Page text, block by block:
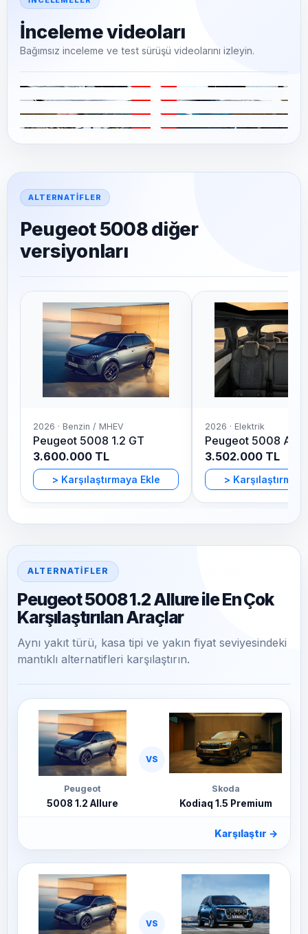
İnceleme videoları
Bağımsız inceleme ve test sürüşü videolarını izleyin.
▶
▶
▶
▶
ALTERNATIFLER
Peugeot 5008 diğer
versiyonları
2026 · Benzin / MHEV
Peugeot 5008 1.2 GT
3.600.000 TL
> Karşılaştırmaya Ekle
2026 · Elektrik
Peugeot 5008
3.502.000 TL
>
ALTERNATİFLER
Peugeot 5008 1.2 Allure ile En Çok
Karşılaştırılan Araçlar
Aynı yakıt türü, kasa tipi ve yakın fiyat seviyesindeki
mantıklı alternatifleri karşılaştırın.
Peugeot
5008 1.2 Allure
VS
Skoda
Kodiaq 1.5 Premium
Karşılaştır →
VS